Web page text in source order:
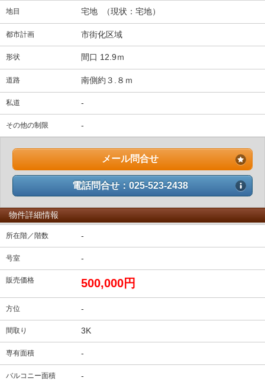
地目 宅地 （現状：宅地）
都市計画 市街化区域
形状 間口 12.9ｍ
道路 南側約３.８ｍ
私道 -
その他の制限 -
メール問合せ
電話問合せ：025-523-2438
物件詳細情報
所在階／階数 -
号室 -
販売価格 500,000円
方位 -
間取り 3K
専有面積 -
バルコニー面積 -